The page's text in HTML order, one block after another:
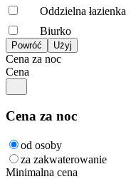
Oddzielna łazienka
Biurko
Cena za noc
Cena
Cena za noc
od osoby
za zakwaterowanie
Minimalna cena